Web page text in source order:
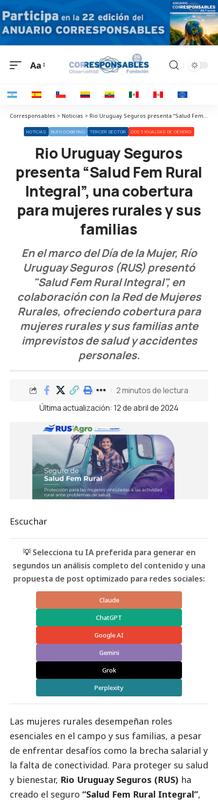
Aa
Corresponsables > Noticias > Rio Uruguay Seguros presenta “Salud Fem Rural Integral”, una cobertura para mujeres rurales y sus familias
NOTICIAS BUEN GOBIERNO TERCER SECTOR ODS 5 IGUALDAD DE GÉNERO
Rio Uruguay Seguros
presenta “Salud Fem Rural
Integral”, una cobertura
para mujeres rurales y sus
familias
En el marco del Día de la Mujer, Río
Uruguay Seguros (RUS) presentó
"Salud Fem Rural Integral", en
colaboración con la Red de Mujeres
Rurales, ofreciendo cobertura para
mujeres rurales y sus familias ante
imprevistos de salud y accidentes
personales.
Última actualización: 12 de abril de 2024
2 minutos de lectura
Escuchar
💡 Selecciona tu IA preferida para generar en
segundos un análisis completo del contenido y una
propuesta de post optimizado para redes sociales:
Claude
ChatGPT
Google AI
Gemini
Grok
Perplexity
Las mujeres rurales desempeñan roles
esenciales en el campo y sus familias, a pesar
de enfrentar desafíos como la brecha salarial y
la falta de conectividad. Para proteger su salud
y bienestar, Rio Uruguay Seguros (RUS) ha
creado el seguro “Salud Fem Rural Integral”,